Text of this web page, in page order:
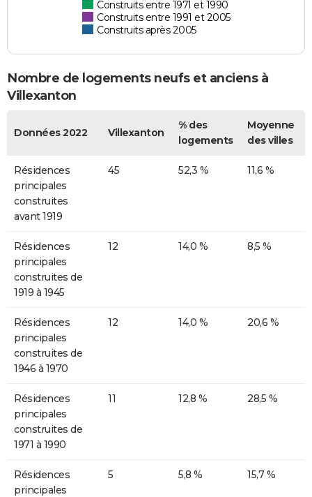
Construits entre 1971 et 1990
Construits entre 1991 et 2005
Construits après 2005
Nombre de logements neufs et anciens à
Villexanton
Données 2022 Villexanton
% des
logements
Moyenne
des villes
Résidences
principales
construites
avant 1919
45 52,3 % 11,6 %
Résidences
principales
construites de
1919 à 1945
12 14,0 % 8,5 %
Résidences
principales
construites de
1946 à 1970
12 14,0 % 20,6 %
Résidences
principales
construites de
1971 à 1990
11 12,8 % 28,5 %
Résidences
principales
5 5,8 % 15,7 %